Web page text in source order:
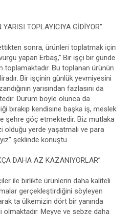
TOPLAYICIYA GİDİYOR”
sonra, ürünleri toplatmak için
yapan Erbaş,” Bir işçi bir günde
toplamaktadır. Bu toplanan ürünün
Bir işçinin günlük yevmiyesini
yarısından fazlasını da
Durum böyle olunca da
bırakıp kendisine başka iş, meslek
şehre göç etmektedir. Biz mutlaka
yerde yaşatmalı ve para
şeklinde konuştu.
DAHA AZ KAZANIYORLAR”
ile birlikte ürünlerin daha kaliteli
gerçekleştirdiğini söyleyen
ta ülkemizin dört bir yanında
Meyve ve sebze daha